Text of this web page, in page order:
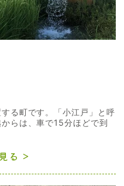
る町です。「小江戸」と呼
らは、車で15分ほどで到
る